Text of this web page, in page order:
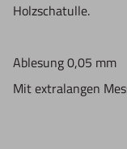
Holzschatulle.
Ablesung 0,05 mm
Mit extralangen